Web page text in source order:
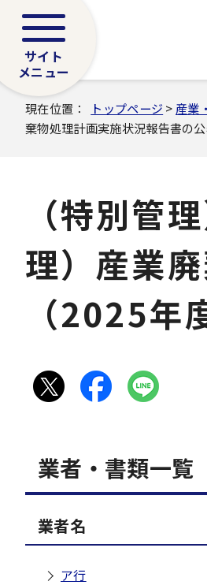
サイト
メニュー
現在位置： トップページ > 産業
棄物処理計画実施状況報告書の公
（特別管
理）産業
（2025年
業者・書類一覧
業者名
ア行